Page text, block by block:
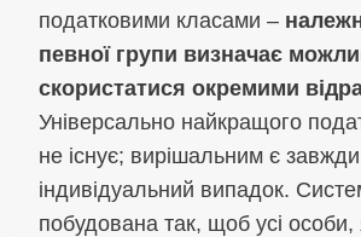
податковими класами –
певної групи визначає
скористатися окремими
Універсально найкращого
не існує; вирішальним є
індивідуальний випадок.
побудована так, щоб усі особи,